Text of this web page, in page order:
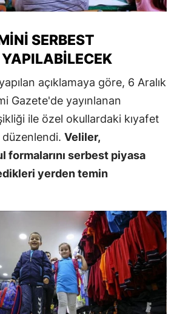
SERBEST
açıklamaya göre, 6 Aralık
Gazete'de yayınlanan
ile özel okullardaki kıyafet
düzenlendi. Veliler,
formalarını serbest piyasa
yerden temin